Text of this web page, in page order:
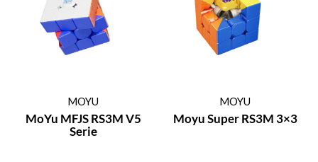
MOYU
MoYu MFJS RS3M V5
Serie
MOYU
Moyu Super RS3M 3×3